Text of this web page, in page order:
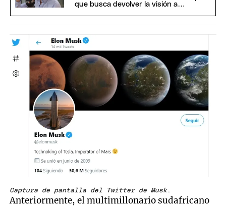
que busca devolver la visión a
Captura de pantalla del Twitter de Musk.
Anteriormente, el multimillonario sudafricano